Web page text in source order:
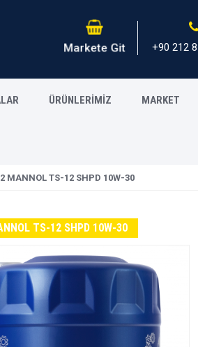
Markete Git +90 212
ÜRÜNLERİMİZ MARKET
MANNOL TS-12 SHPD 10W-30
TS-12 SHPD 10W-30